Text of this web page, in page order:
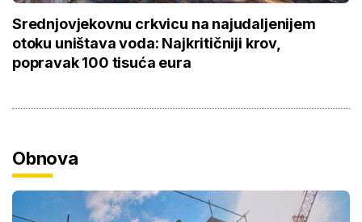
Srednjovjekovnu crkvicu na najudaljenijem
otoku uništava voda: Najkritičniji krov,
popravak 100 tisuća eura
Obnova